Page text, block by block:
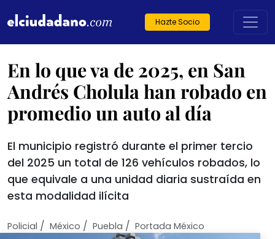
Hazte Socio
En lo que va de 2025, en San
Andrés Cholula han robado en
promedio un auto al día
El municipio registró durante el primer tercio
del 2025 un total de 126 vehículos robados, lo
que equivale a una unidad diaria sustraída en
esta modalidad ilícita
Policial / México / Puebla / Portada México